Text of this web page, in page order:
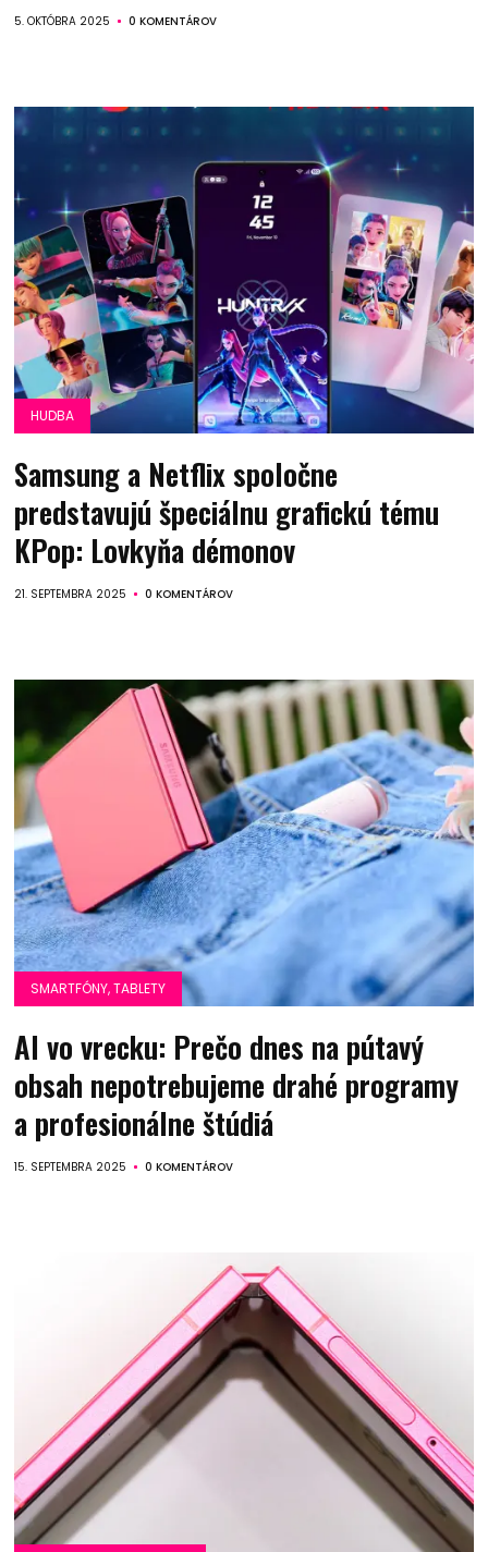
5. OKTÓBRA 2025 0 KOMENTÁROV
HUDBA
Samsung a Netflix spoločne
predstavujú špeciálnu grafickú tému
KPop: Lovkyňa démonov
21. SEPTEMBRA 2025 0 KOMENTÁROV
SMARTFÓNY, TABLETY
AI vo vrecku: Prečo dnes na pútavý
obsah nepotrebujeme drahé programy
a profesionálne štúdiá
15. SEPTEMBRA 2025 0 KOMENTÁROV